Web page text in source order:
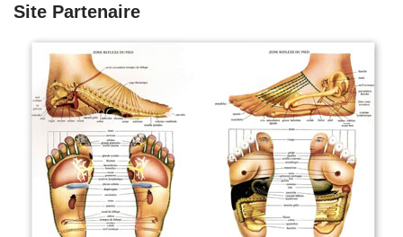
Site Partenaire